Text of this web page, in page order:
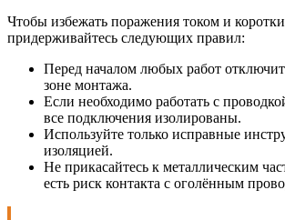
Чтобы избежать поражения током и
придерживайтесь следующих правил:
Перед началом любых работ
зоне монтажа.
Если необходимо работать с
все подключения изолированы.
Используйте только исправные
изоляцией.
Не прикасайтесь к металлическим
есть риск контакта с оголённым